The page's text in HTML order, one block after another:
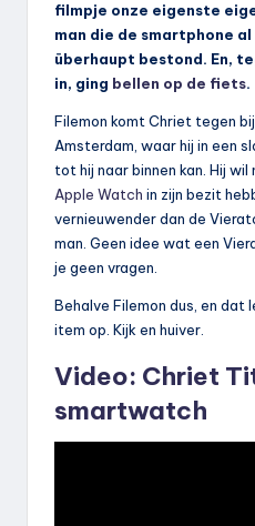
filmpje onze eigenste
man die de smartphone
überhaupt bestond. En,
in, ging bellen op de fiets.
Filemon komt Chriet tegen
Amsterdam, waar hij in een
tot hij naar binnen kan. Hij
Apple Watch in zijn bezit
vernieuwender dan de
man. Geen idee wat een
je geen vragen.
Behalve Filemon dus, en dat
item op. Kijk en huiver.
Video: Chriet
smartwatch